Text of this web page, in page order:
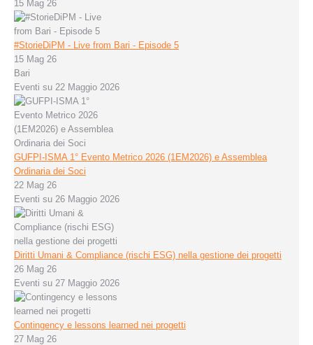
15 Mag 26
#StorieDiPM - Live from Bari - Episode 5
15 Mag 26
Bari
Eventi su 22 Maggio 2026
GUFPI-ISMA 1° Evento Metrico 2026 (1EM2026) e Assemblea
Ordinaria dei Soci
22 Mag 26
Eventi su 26 Maggio 2026
Diritti Umani & Compliance (rischi ESG) nella gestione dei progetti
26 Mag 26
Eventi su 27 Maggio 2026
Contingency e lessons learned nei progetti
27 Mag 26